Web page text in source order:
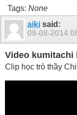
Tags: None
aiki said:
09-08-2014
Video kumitachi
Clip học trò thầy